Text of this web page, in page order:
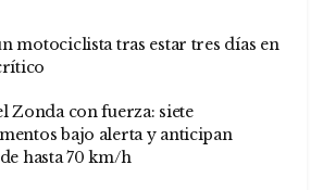
motociclista tras estar tres días en
Zonda con fuerza: siete
bajo alerta y anticipan
hasta 70 km/h